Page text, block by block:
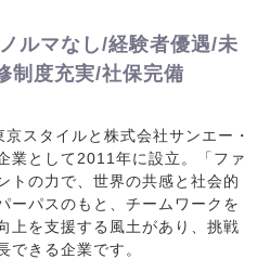
ルマなし/経験者優遇/未
制度充実/社保完備
スタイルと株式会社サンエー・
業として2011年に設立。「ファ
トの力で、世界の共感と社会的
ーパスのもと、チームワークを
上を支援する風土があり、挑戦
できる企業です。